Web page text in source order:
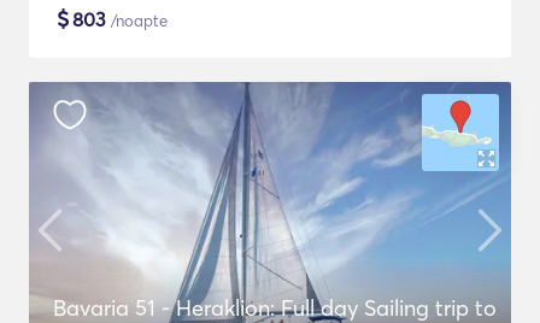
$803 /noapte
Bavaria 51 - Heraklion: Full day Sailing trip to